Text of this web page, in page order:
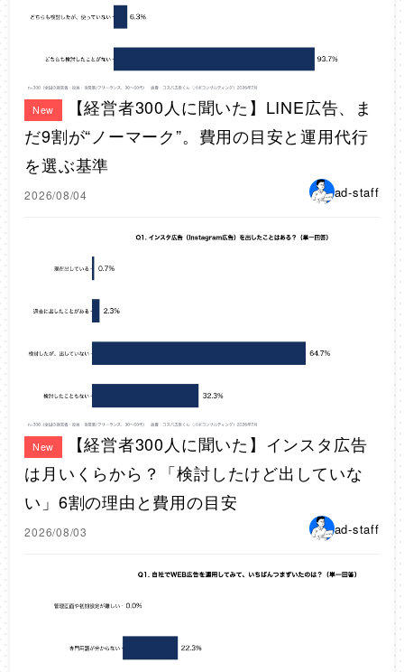
New
【経営者300人に聞いた】LINE広告、ま
だ9割が“ノーマーク”。費用の目安と運用代行
を選ぶ基準
2026/08/04 ad-staff
New
【経営者300人に聞いた】インスタ広告
は月いくらから？「検討したけど出していな
い」6割の理由と費用の目安
2026/08/03 ad-staff